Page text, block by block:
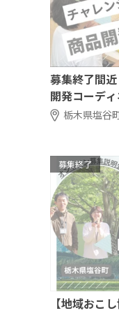
募集終了間
開発コーデ
栃木県塩谷
募集終了
【地域おこ